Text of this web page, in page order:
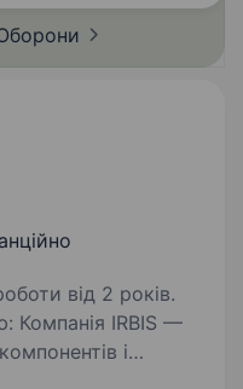
від 2 років.
і